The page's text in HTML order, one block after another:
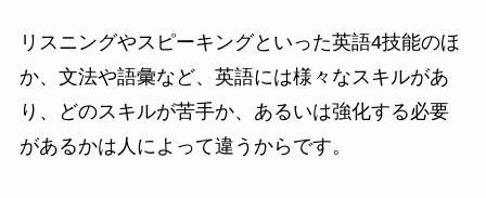
リスニングやスピーキングといった英語4技能のほ
か、文法や語彙など、英語には様々なスキルがあ
り、どのスキルが苦手か、あるいは強化する必要
があるかは人によって違うからです。